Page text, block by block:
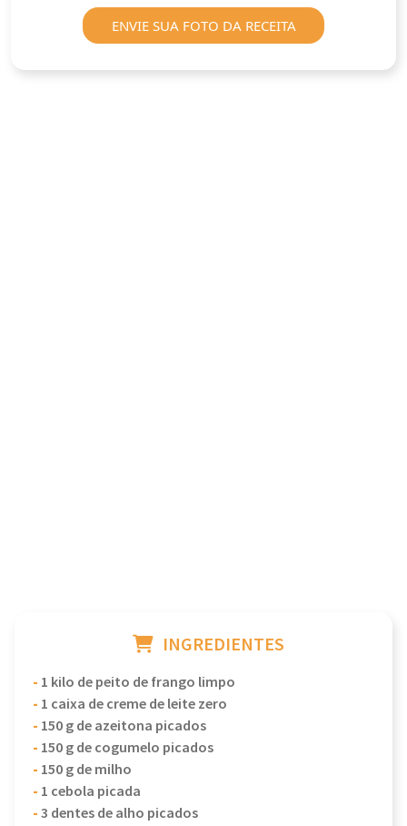
ENVIE SUA FOTO DA RECEITA
INGREDIENTES
- 1 kilo de peito de frango limpo
- 1 caixa de creme de leite zero
- 150 g de azeitona picados
- 150 g de cogumelo picados
- 150 g de milho
- 1 cebola picada
-3 dentes de alho picados